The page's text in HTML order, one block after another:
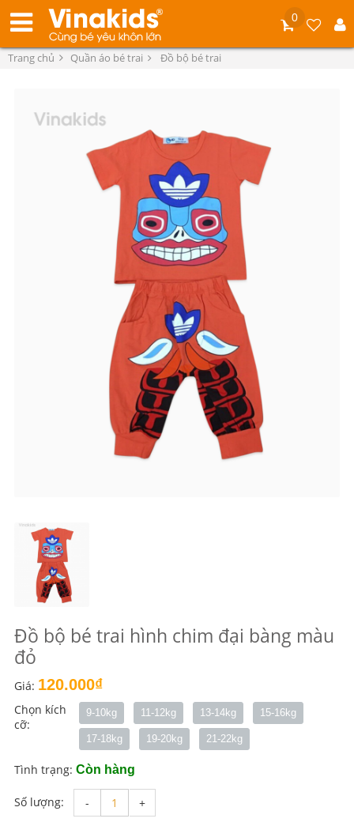
0
Trang chủ Quần áo bé trai Đồ bộ bé trai
Đồ bộ bé trai hình chim đại bàng màu
đỏ
Giá: 120.000₫
Chọn kích
cỡ:
9-10kg 11-12kg 13-14kg 15-16kg
17-18kg 19-20kg 21-22kg
Tình trạng: Còn hàng
Số lượng: - +